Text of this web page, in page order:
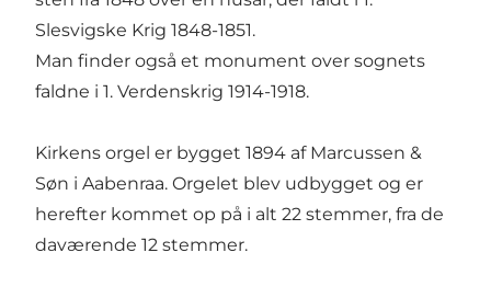
Slesvigske Krig 1848-1851.
Man finder også et monument over sognets
faldne i 1. Verdenskrig 1914-1918.
Kirkens orgel er bygget 1894 af Marcussen &
Søn i Aabenraa. Orgelet blev udbygget og er
herefter kommet op på i alt 22 stemmer, fra de
daværende 12 stemmer.